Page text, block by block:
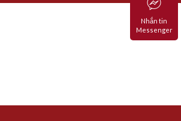
Nhắn tin
Messenger